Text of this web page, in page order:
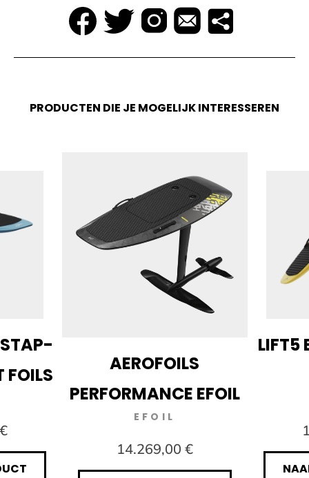
PRODUCTEN DIE JE MOGELIJK INTERESSEREN
FOILS
AEROFOILS
PERFORMANCE EFOIL
EFOIL
14.269,00 €
LIFT5